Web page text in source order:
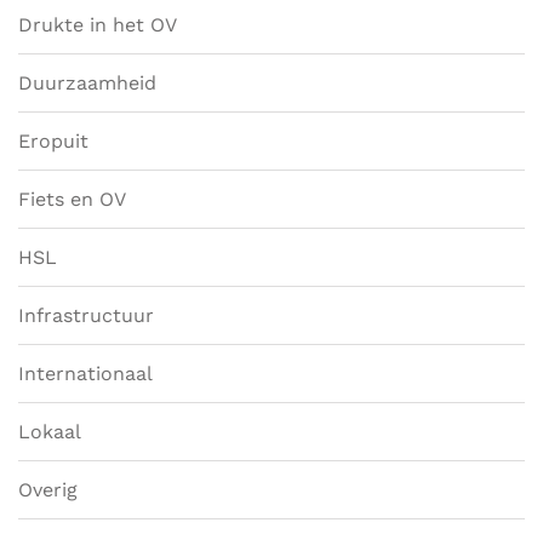
Drukte in het OV
Duurzaamheid
Eropuit
Fiets en OV
HSL
Infrastructuur
Internationaal
Lokaal
Overig